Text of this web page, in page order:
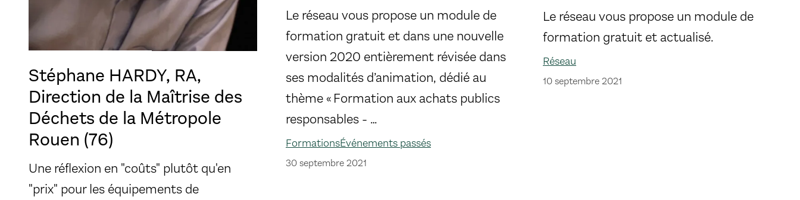
Stéphane HARDY, RA,
Direction de la Maîtrise des
Déchets de la Métropole
Rouen (76)
Une réflexion en "coûts" plutôt qu'en
"prix" pour les équipements de
Le réseau vous propose un module de
formation gratuit et dans une nouvelle
version 2020 entièrement révisée dans
ses modalités d’animation, dédié au
thème « Formation aux achats publics
responsables - …
FormationsÉvénements passés
30 septembre 2021
Le réseau vous propose un module de
formation gratuit et actualisé.
Réseau
10 septembre 2021